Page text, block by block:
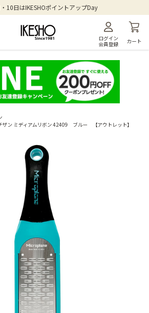
10日はIKESHOポイントアップDay
ログイン
会員登録
カート
ン ミディアムリボン 42409 ブルー 【アウトレット】